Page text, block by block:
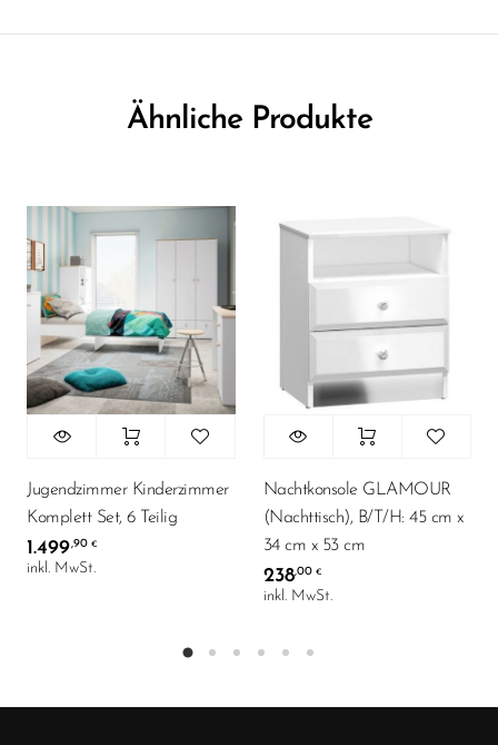
Ähnliche Produkte
Jugendzimmer Kinderzimmer
Komplett Set, 6 Teilig
1.499,90 €
inkl. MwSt.
Nachtkonsole GLAMOUR
(Nachttisch), B/T/H: 45 cm x
34 cm x 53 cm
238,00€
inkl. MwSt.